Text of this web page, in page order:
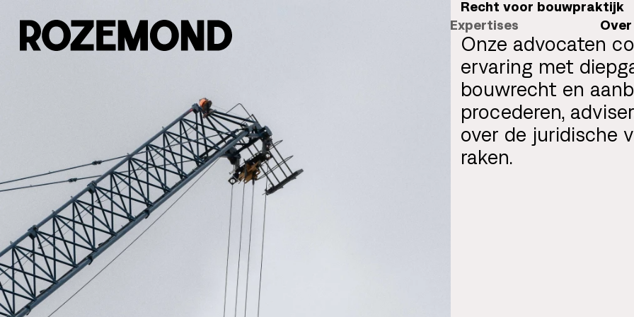
Expertises
Recht voor bouwpraktijk
Onze advocaten
ervaring met
bouwrecht en
procederen,
over de juridische
raken.